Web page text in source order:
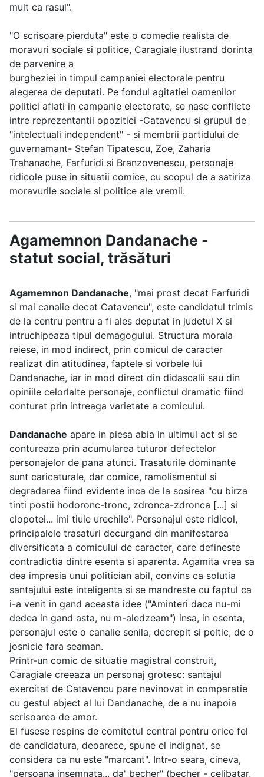
mult ca rasul".
"O scrisoare pierduta" este o comedie realista de
moravuri sociale si politice, Caragiale ilustrand dorinta
de parvenire a
burgheziei in timpul campaniei electorale pentru
alegerea de deputati. Pe fondul agitatiei oamenilor
politici aflati in campanie electorate, se nasc conflicte
intre reprezentantii opozitiei -Catavencu si grupul de
"intelectuali independent" - si membrii partidului de
guvernamant- Stefan Tipatescu, Zoe, Zaharia
Trahanache, Farfuridi si Branzovenescu, personaje
ridicole puse in situatii comice, cu scopul de a satiriza
moravurile sociale si politice ale vremii.
Agamemnon Dandanache -
statut social, trăsături
Agamemnon Dandanache, "mai prost decat Farfuridi
si mai canalie decat Catavencu", este candidatul trimis
de la centru pentru a fi ales deputat in judetul X si
intruchipeaza tipul demagogului. Structura morala
reiese, in mod indirect, prin comicul de caracter
realizat din atitudinea, faptele si vorbele lui
Dandanache, iar in mod direct din didascalii sau din
opiniile celorlalte personaje, conflictul dramatic fiind
conturat prin intreaga varietate a comicului.
Dandanache apare in piesa abia in ultimul act si se
contureaza prin acumularea tuturor defectelor
personajelor de pana atunci. Trasaturile dominante
sunt caricaturale, dar comice, ramolismentul si
degradarea fiind evidente inca de la sosirea "cu birza
tinti postii hodoronc-tronc, zdronca-zdronca [...] si
clopotei... imi tiuie urechile". Personajul este ridicol,
principalele trasaturi decurgand din manifestarea
diversificata a comicului de caracter, care defineste
contradictia dintre esenta si aparenta. Agamita vrea sa
dea impresia unui politician abil, convins ca solutia
santajului este inteligenta si se mandreste cu faptul ca
i-a venit in gand aceasta idee ("Aminteri daca nu-mi
dedea in gand asta, nu m-aledzeam") insa, in esenta,
personajul este o canalie senila, decrepit si peltic, de o
josnicie fara seaman.
Printr-un comic de situatie magistral construit,
Caragiale creeaza un personaj grotesc: santajul
exercitat de Catavencu pare nevinovat in comparatie
cu gestul abject al lui Dandanache, de a nu inapoia
scrisoarea de amor.
El fusese respins de comitetul central pentru orice fel
de candidatura, deoarece, spune el indignat, se
considera ca nu este "marcant". Intr-o seara, cineva,
"persoana insemnata... da' becher" (becher - celibatar,